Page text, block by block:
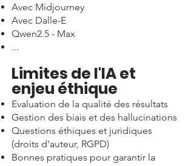
Avec Midjourney
Avec Dalle-E
Qwen2.5 - Max
...
Limites de l'IA et
enjeu éthique
Evaluation de la qualité des résultats
Gestion des biais et des hallucinations
Questions éthiques et juridiques
(droits d'auteur, RGPD)
Bonnes pratiques pour garantir la